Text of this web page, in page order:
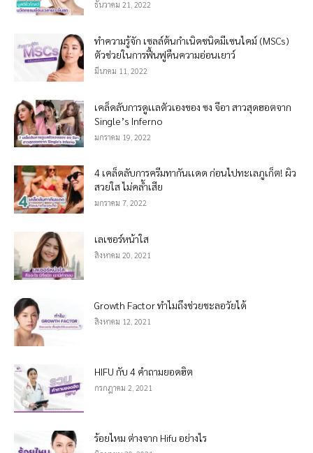
ธันวาคม 21, 2022
ทำความรู้จัก เซลล์ต้นกำเนิดชนิดมีเซนไคม์ (MSCs)
ตัวช่วยในการฟื้นฟูคืนความอ่อนเยาว์
มีนาคม 11, 2022
เคล็ดลับการดูเเลตัวเองของ ซง จีอา สาวสุดฮอตจาก
Single’s Inferno
มกราคม 19, 2022
4 เคล็ดลับการครีมทากันเเดด ก่อนไปทะเลภูเก็ต! ผิว
สวยใส ไม่คล้ำเสีย
มกราคม 7, 2022
เลเซอร์หน้าใส
สิงหาคม 20, 2021
Growth Factor ทำไมถึงช่วยชะลอวัยได้
สิงหาคม 12, 2021
HIFU กับ 4 คำถามยอดฮิต
กรกฎาคม 2, 2021
ร้อยไหม ต่างจาก Hifu อย่างไร